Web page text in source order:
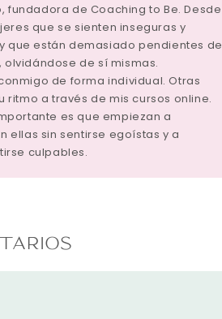
fundadora de Coaching to Be. Desde
que se sienten inseguras y
que están demasiado pendientes de
de sí mismas.
de forma individual. Otras
ritmo a través de mis cursos online.
es que empiezan a
ellas sin sentirse egoístas y a
culpables.